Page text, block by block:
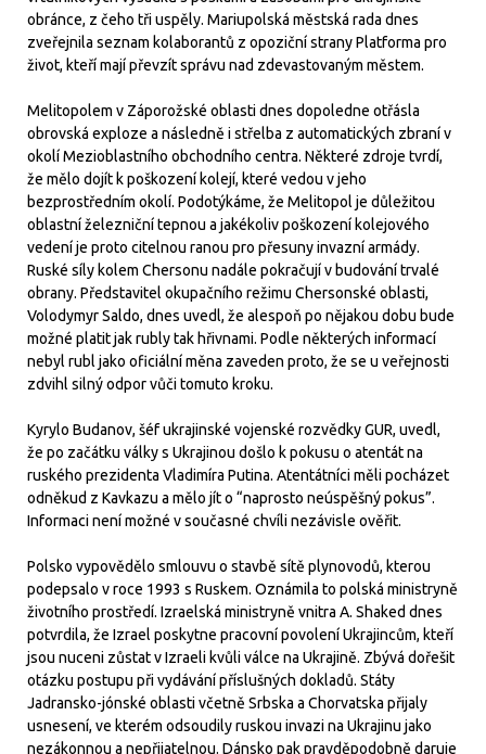
obránce, z čeho tři uspěly. Mariupolská městská rada dnes
zveřejnila seznam kolaborantů z opoziční strany Platforma pro
život, kteří mají převzít správu nad zdevastovaným městem.
Melitopolem v Záporožské oblasti dnes dopoledne otřásla
obrovská exploze a následně i střelba z automatických zbraní v
okolí Mezioblastního obchodního centra. Některé zdroje tvrdí,
že mělo dojít k poškození kolejí, které vedou v jeho
bezprostředním okolí. Podotýkáme, že Melitopol je důležitou
oblastní železniční tepnou a jakékoliv poškození kolejového
vedení je proto citelnou ranou pro přesuny invazní armády.
Ruské síly kolem Chersonu nadále pokračují v budování trvalé
obrany. Představitel okupačního režimu Chersonské oblasti,
Volodymyr Saldo, dnes uvedl, že alespoň po nějakou dobu bude
možné platit jak rubly tak hřivnami. Podle některých informací
nebyl rubl jako oficiální měna zaveden proto, že se u veřejnosti
zdvihl silný odpor vůči tomuto kroku.
Kyrylo Budanov, šéf ukrajinské vojenské rozvědky GUR, uvedl,
že po začátku války s Ukrajinou došlo k pokusu o atentát na
ruského prezidenta Vladimíra Putina. Atentátníci měli pocházet
odněkud z Kavkazu a mělo jít o “naprosto neúspěšný pokus”.
Informaci není možné v současné chvíli nezávisle ověřit.
Polsko vypovědělo smlouvu o stavbě sítě plynovodů, kterou
podepsalo v roce 1993 s Ruskem. Oznámila to polská ministryně
životního prostředí. Izraelská ministryně vnitra A. Shaked dnes
potvrdila, že Izrael poskytne pracovní povolení Ukrajincům, kteří
jsou nuceni zůstat v Izraeli kvůli válce na Ukrajině. Zbývá dořešit
otázku postupu při vydávání příslušných dokladů. Státy
Jadransko-jónské oblasti včetně Srbska a Chorvatska přijaly
usnesení, ve kterém odsoudily ruskou invazi na Ukrajinu jako
nezákonnou a nepřijatelnou. Dánsko pak pravděpodobně daruje